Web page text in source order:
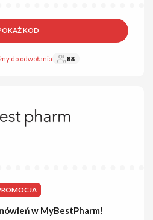
KOD
do odwołania 88
w MyBestPharm!